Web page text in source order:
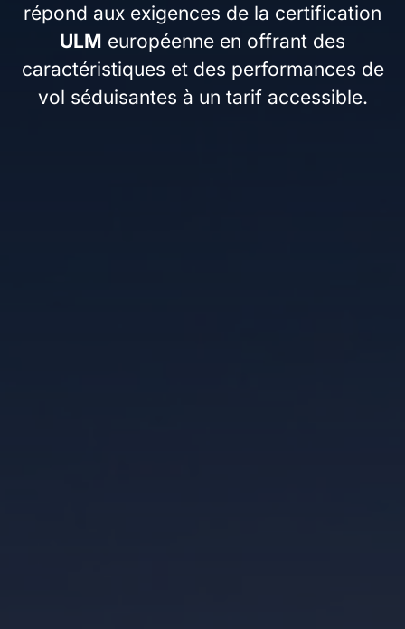
répond aux exigences de la certification
ULM européenne en offrant des
caractéristiques et des performances de
vol séduisantes à un tarif accessible.